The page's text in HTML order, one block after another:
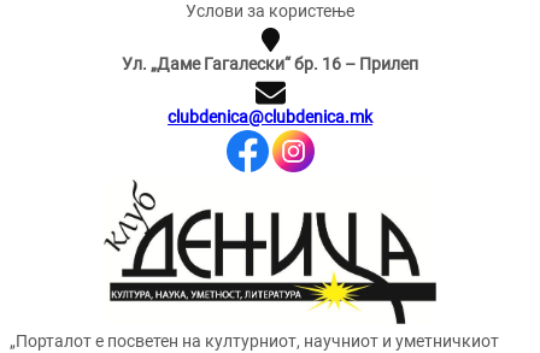
Услови за користење
Ул. „Даме Гагалески“ бр. 16 – Прилеп
clubdenica@clubdenica.mk
„Порталот е посветен на културниот, научниот и уметничкиот